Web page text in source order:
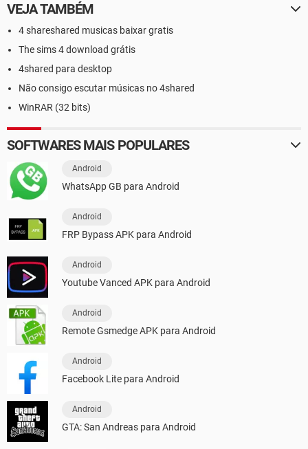
VEJA TAMBÉM
4 shareshared musicas baixar gratis
The sims 4 download grátis
4shared para desktop
Não consigo escutar músicas no 4shared
WinRAR (32 bits)
SOFTWARES MAIS POPULARES
Android
WhatsApp GB para Android
Android
FRP Bypass APK para Android
Android
Youtube Vanced APK para Android
Android
Remote Gsmedge APK para Android
Android
Facebook Lite para Android
Android
GTA: San Andreas para Android